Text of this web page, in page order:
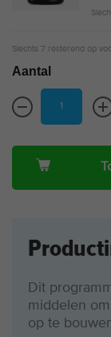
Slechts 7 resterend op
Aantal
Dit
middelen
op te